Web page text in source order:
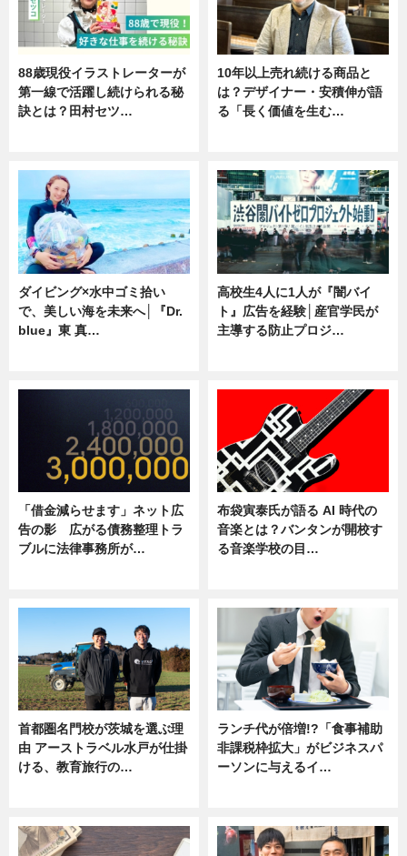
88歳現役イラストレーターが
第一線で活躍し続けられる秘
訣とは？田村セツ…
10年以上売れ続ける商品と
は？デザイナー・安積伸が語
る「長く価値を生む…
ダイビング×水中ゴミ拾い
で、美しい海を未来へ│『Dr.
blue』東 真…
高校生4人に1人が『闇バイ
ト』広告を経験│産官学民が
主導する防止プロジ…
「借金減らせます」ネット広
告の影 広がる債務整理トラ
ブルに法律事務所が…
布袋寅泰氏が語る AI 時代の
音楽とは？バンタンが開校す
る音楽学校の目…
首都圏名門校が茨城を選ぶ理
由 アーストラベル水戸が仕掛
ける、教育旅行の…
ランチ代が倍増!?「食事補助
非課税枠拡大」がビジネスパ
ーソンに与えるイ…